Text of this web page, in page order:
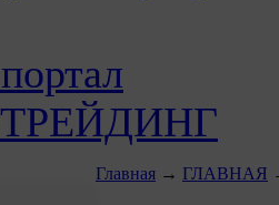
Главная → ГЛАВНАЯ